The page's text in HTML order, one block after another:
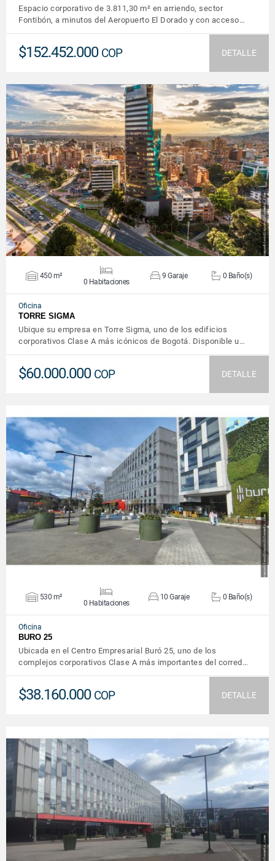
Espacio corporativo de 3.811,30 m² en arriendo, sector
Fontibón, a minutos del Aeropuerto El Dorado y con acceso…
$152.452.000 COP DETALLE
VER DETALLES
450 m²
0 Habitaciones
9 Garaje 0 Baño(s)
Oficina
TORRE SIGMA
Ubique su empresa en Torre Sigma, uno de los edificios
corporativos Clase A más icónicos de Bogotá. Disponible u…
$60.000.000 COP DETALLE
VER DETALLES
530 m²
0 Habitaciones
10 Garaje 0 Baño(s)
Oficina
BURO 25
Ubicada en el Centro Empresarial Buró 25, uno de los
complejos corporativos Clase A más importantes del corred…
$38.160.000 COP DETALLE
VER DETALLES